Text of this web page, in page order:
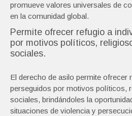
promueve valores universales de
en la comunidad global.
Permite ofrecer refugio a
por motivos políticos,
sociales.
El derecho de asilo permite ofrecer
perseguidos por motivos políticos,
sociales, brindándoles la
situaciones de violencia y